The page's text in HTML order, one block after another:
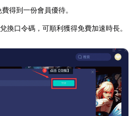
得到一份會員優待。
換口令碼，可順利獲得免費加速時長。